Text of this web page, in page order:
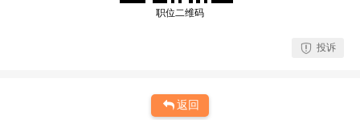
职位二维码
投诉
返回